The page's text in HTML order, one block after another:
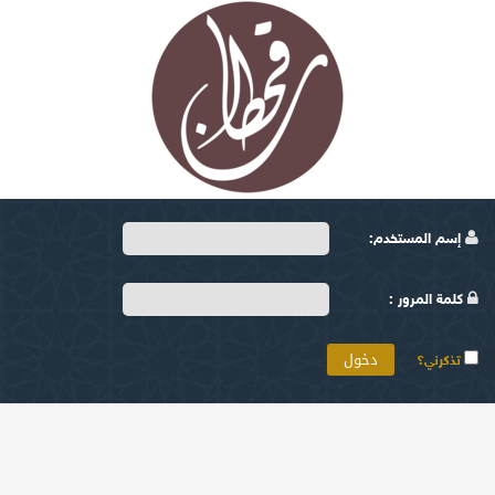
إسم المستخدم:
كلمة المرور :
تذكرني؟